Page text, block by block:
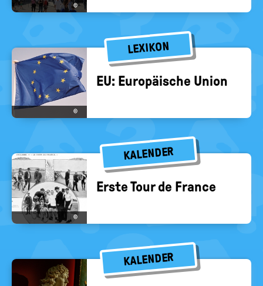
©
LEXIKON
©
EU: Eu­ro­päi­sche Union
KALENDER
©
Erste Tour de France
KALENDER